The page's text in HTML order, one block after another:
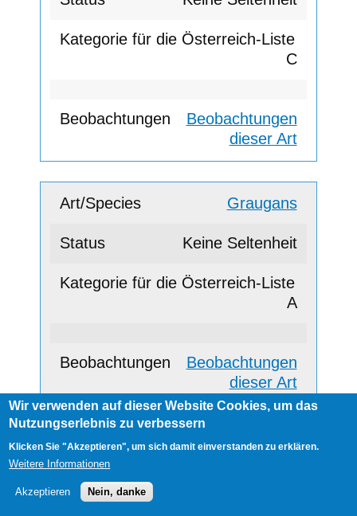
C
Beobachtungen
dieser Art
Graugans
Keine Seltenheit
A
Beobachtungen
dieser Art
Kanadagans
Wir verwenden auf dieser Website Cookies, um das
Nutzungserlebnis zu verbessern
Klicken Sie "Akzeptieren", um sich damit einverstanden zu erklären.
Weitere Informationen
Akzeptieren Nein, danke